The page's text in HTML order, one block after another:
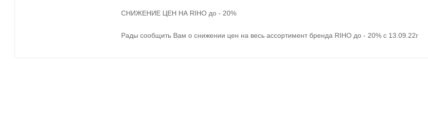
СНИЖЕНИЕ ЦЕН НА RIHO до - 20%
Рады сообщить Вам о снижении цен на весь ассортимент бренда RIHO до - 20% с 13.09.22г